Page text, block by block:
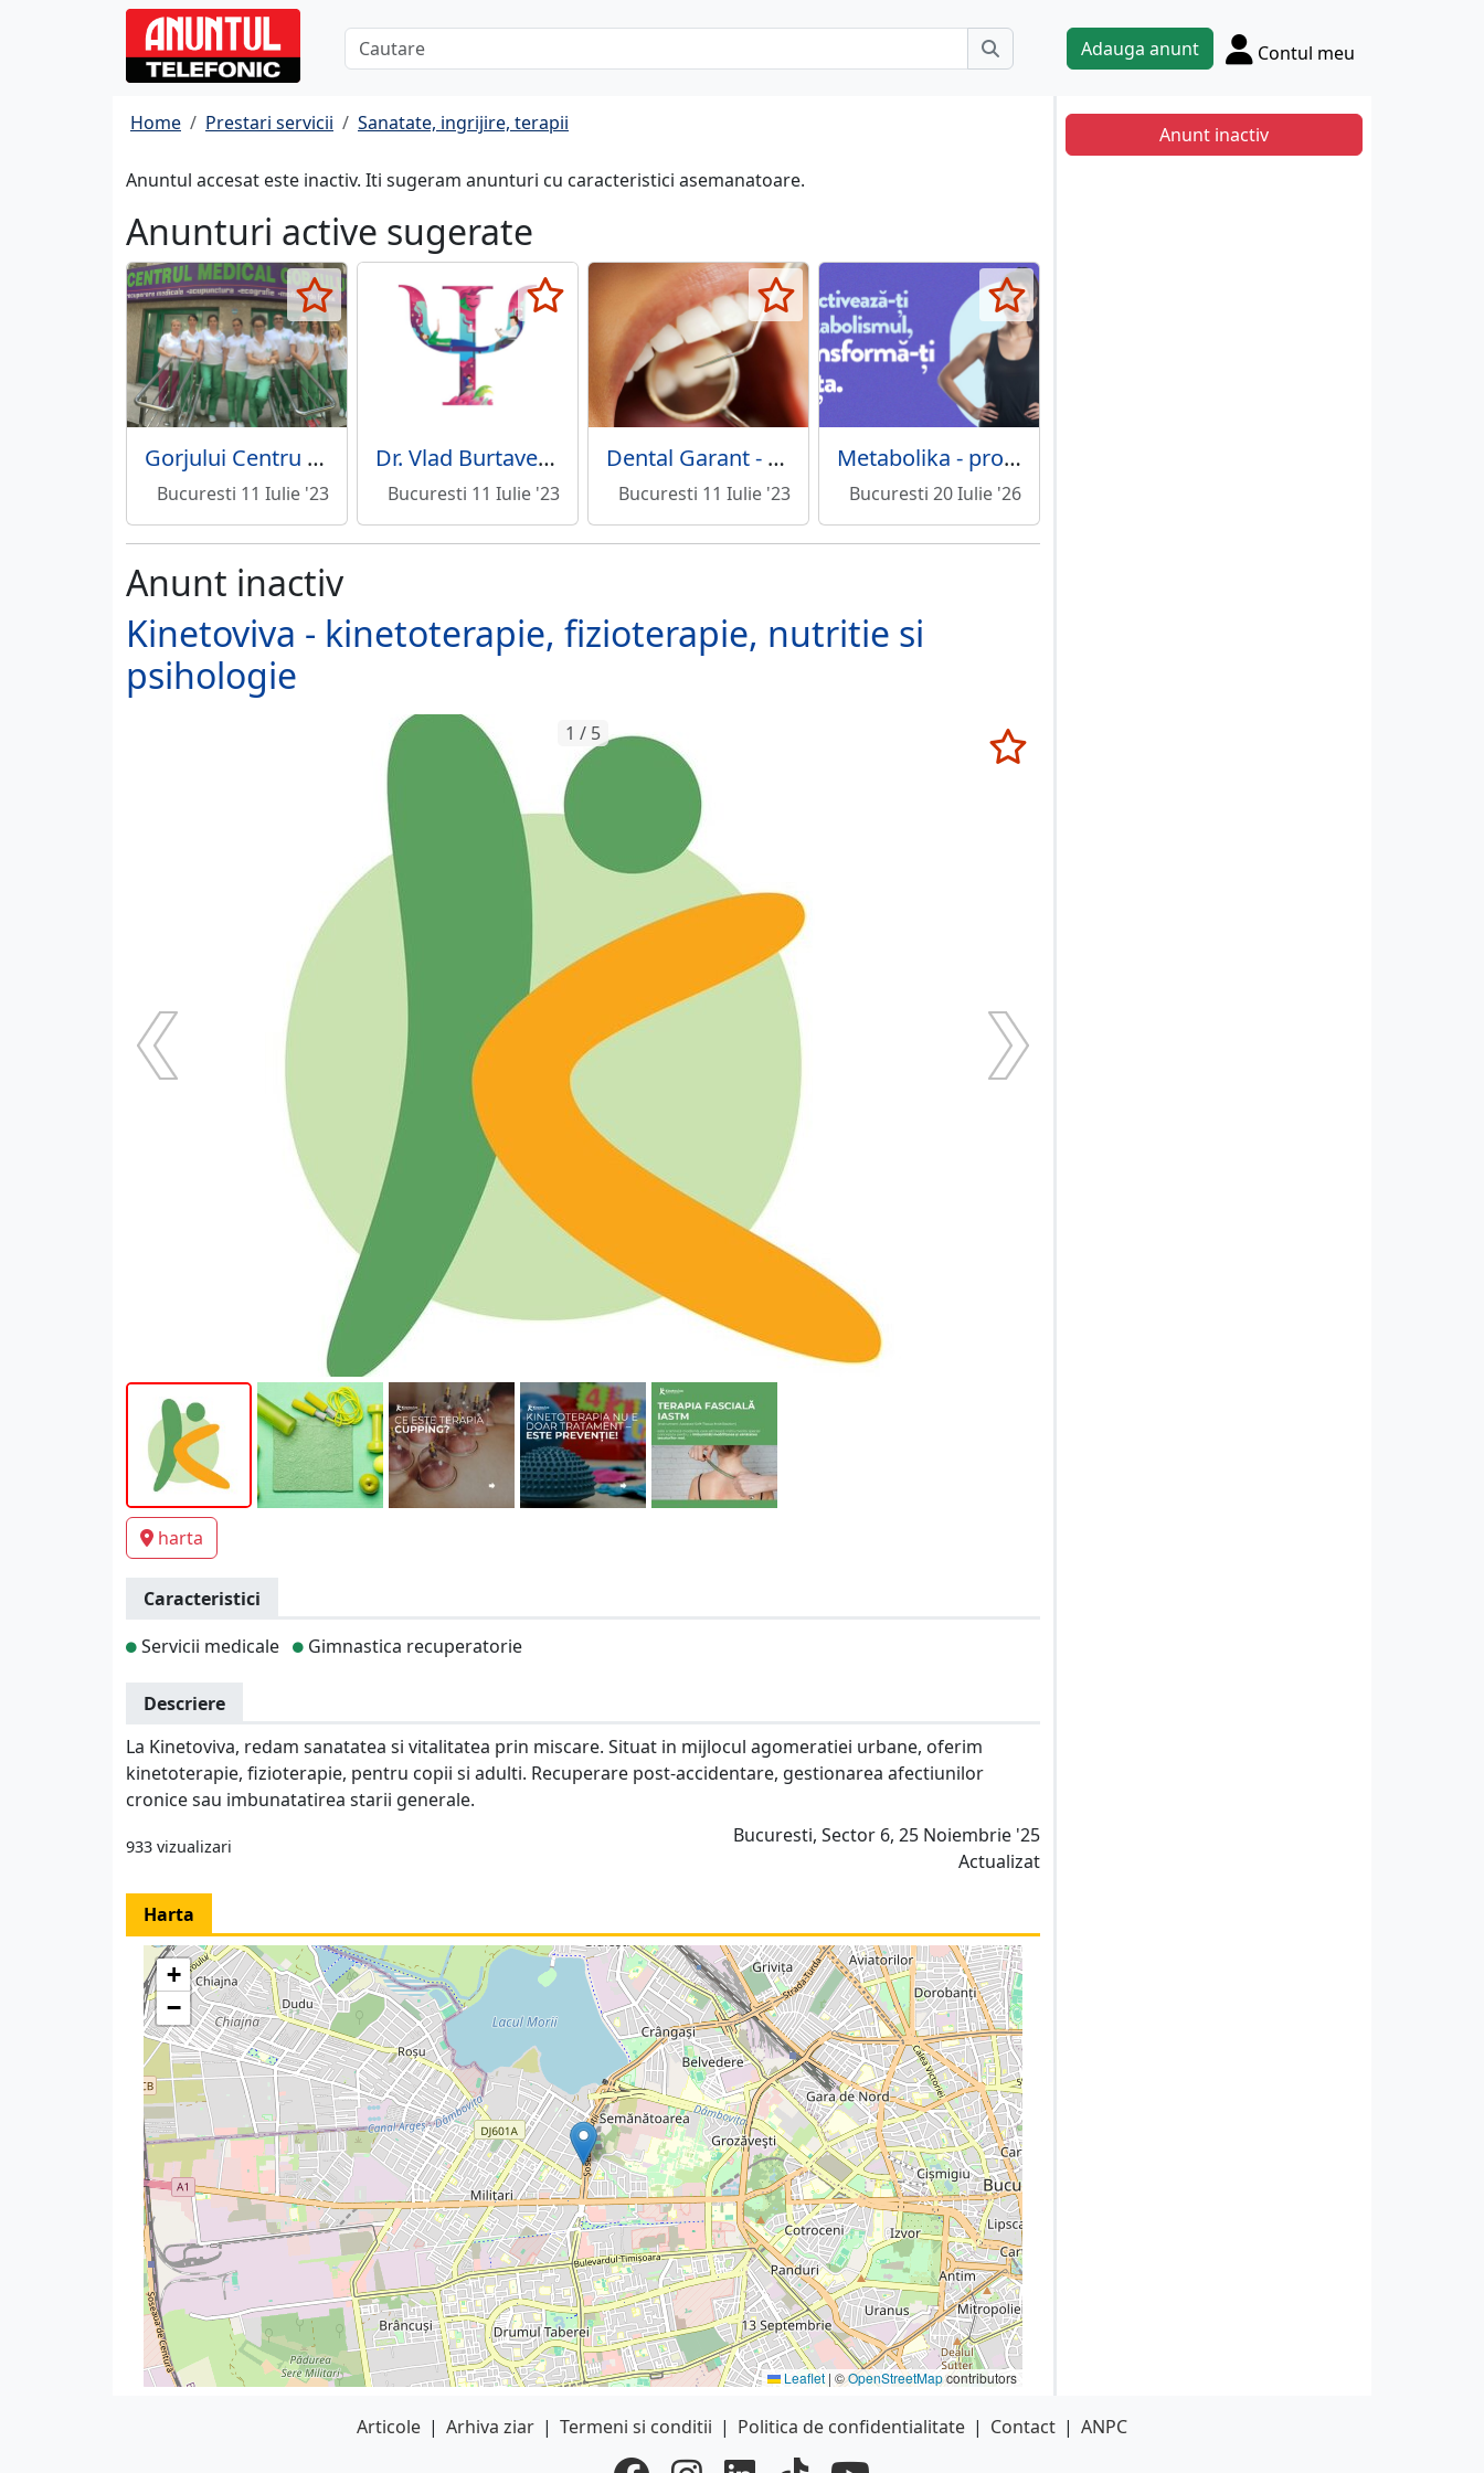
Adauga anunt Contul meu
Home Prestari servicii Sanatate, ingrijire, terapii
Anuntul accesat este inactiv. Iti sugeram anunturi cu caracteristici asemanatoare.
Anunturi active sugerate
Gorjului Centru Medical - Recuperare medicala, psihiatrie, medicina de familie, Bucuresti
Bucuresti 11 Iulie '23
Dr. Vlad Burtaverde - Cabinet Individual de Psihologie
Bucuresti 11 Iulie '23
Dental Garant - Clinica stomatologica, Bucuresti
Bucuresti 11 Iulie '23
Metabolika - protocol metabolic medical validat, sigur si eficient
Bucuresti 20 Iulie '26
Anunt inactiv
Kinetoviva - kinetoterapie, fizioterapie, nutritie si
psihologie
1 / 5
harta
Caracteristici
Servicii medicale
Gimnastica recuperatorie
Descriere
La Kinetoviva, redam sanatatea si vitalitatea prin miscare. Situat in mijlocul agomeratiei urbane, oferim
kinetoterapie, fizioterapie, pentru copii si adulti. Recuperare post-accidentare, gestionarea afectiunilor
cronice sau imbunatatirea starii generale.
933 vizualizari
Bucuresti, Sector 6, 25 Noiembrie '25
Actualizat
Harta
+
−
Leaflet | ©OpenStreetMapcontributors
Anunt inactiv
Articole | Arhiva ziar | Termeni si conditii | Politica de confidentialitate | Contact | ANPC